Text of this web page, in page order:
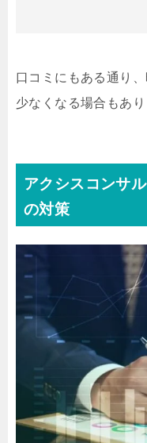
口コミにもある通り
少なくなる場合もあり
アクシスコンサ
の対策